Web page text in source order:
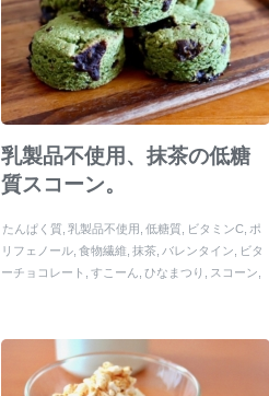
乳製品不使用、抹茶の低糖
質スコーン。
たんぱく質 乳製品不使用 低糖質 ビタミンC ポ
リフェノール 食物繊維 抹茶 バレンタイン
ビタ
ーチョコレート
すこーん ひなまつり
スコーン